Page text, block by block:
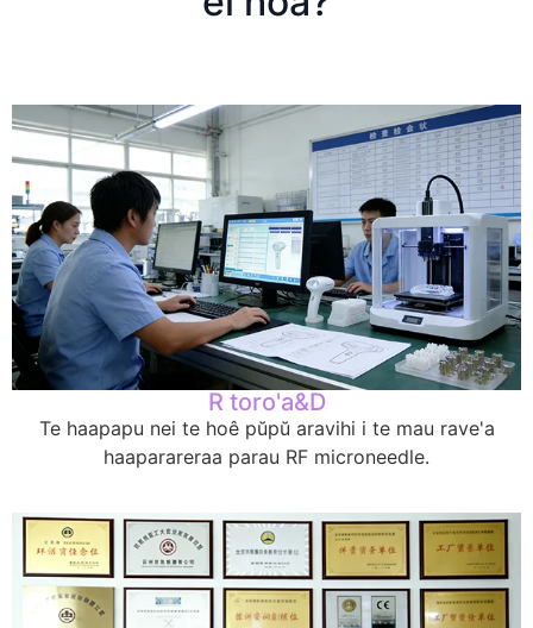
R toro'a&D
Te haapapu nei te hoê pŭpŭ aravihi i te mau rave'a
haaparareraa parau RF microneedle.